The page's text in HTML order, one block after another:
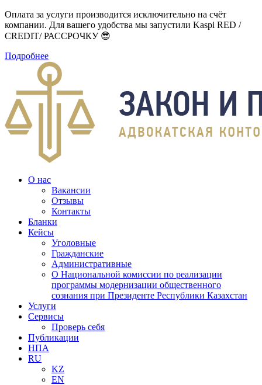
Оплата за услуги производится исключительно на счёт
компании. Для вашего удобства мы запустили Kaspi RED /
CREDIT/ РАССРОЧКУ 😎
Подробнее
О нас
Вакансии
Отзывы
Контакты
Бланки
Кейсы
Уголовные
Гражданские
Административные
О Национальной комиссии по реализации
программы модернизации общественного
сознания при Президенте Республики Казахстан
Услуги
Сервисы
Проверь себя
Публикации
НПА
RU
KZ
EN